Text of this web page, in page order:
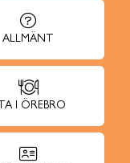
ALLMÄNT
I ÖREBRO